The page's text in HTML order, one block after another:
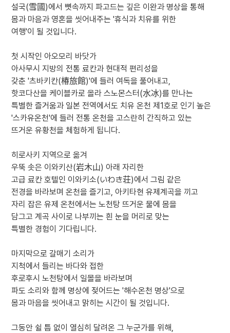
설국(雪國)에서 뼛속까지 파고드는 깊은 이완과 명상을 통해
몸과 마음과 영혼을 씻어내주는 '휴식과 치유를 위한
여행'이 될 것입니다.
첫 시작인 아오모리 바닷가
아사무시 지방의 전통 료칸과 현대적 편리성을
갖춘 '츠바키칸(椿旅館)'에 들러 여독을 풀어내고,
핫코다산을 케이블카로 올라 스노몬스터(水冰)를 만나는
특별한 즐거움과 일본 전역에서도 치유 온천 제1호로 인기 높은
'스카유온천'에 들러 전통 온천을 고스란히 간직하고 있는
뜨거운 유황천을 체험하게 됩니다.
히로사키 지역으로 옮겨
우뚝 솟은 이와키산(岩木山) 아래 자리한
고급 료칸 호텔인 이와키소(いわき荘)에서 그림 같은
전경을 바라보며 온천을 즐기고, 아키타현 유제계곡을 끼고
자리 잡은 유제 온천에서는 노천탕 뜨거운 물에 몸을
담그고 계곡 사이로 나부끼는 흰 눈을 머리로 맞는
특별한 경험이 기다립니다.
마지막으로 갈매기 소리가
지척에서 들리는 바다와 접한
후로후시 노천탕에서 일몰을 바라보며
파도 소리와 함께 명상에 젖어드는 '해수온천 명상'으로
몸과 마음을 씻어내고 맑히는 시간이 될 것입니다.
그동안 쉴 틈 없이 열심히 달려온 그 누군가를 위해,